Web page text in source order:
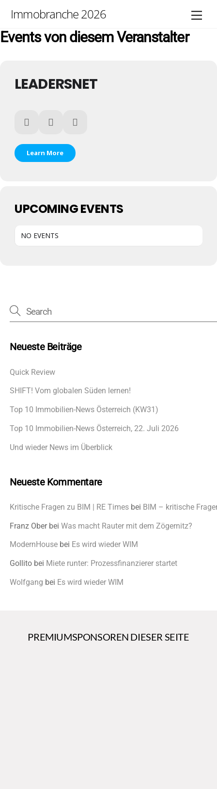
content
Immobranche 2026
Events von diesem Veranstalter
LEADERSNET
Learn More
UPCOMING EVENTS
NO EVENTS
Neueste Beiträge
Quick Review
SHIFT! Vom globalen Süden lernen!
Top 10 Immobilien-News Österreich (KW31)
Top 10 Immobilien-News Österreich, 22. Juli 2026
Und wieder News im Überblick
Neueste Kommentare
Kritische Fragen zu BIM | RE Times bei BIM – kritische
Franz Oberbei Was macht Rauter mit dem Zögernitz?
ModernHouse bei Es wird wieder WIM
Gollito bei Miete runter: Prozessfinanzierer startet
Wolfgang bei Es wird wieder WIM
PREMIUMSPONSOREN DIESER SEITE